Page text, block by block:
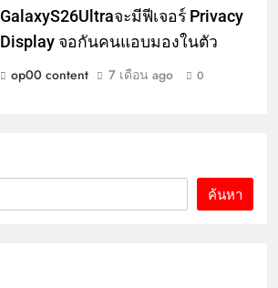
GalaxyS26Ultraจะมีฟีเจอร์ Privacy
Display จอกันคนแอบมองในตัว
op00 content
7 เดือน ago 0
ค้นหา